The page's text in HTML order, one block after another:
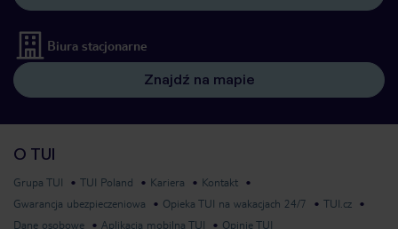
Biura stacjonarne
Znajdź na mapie
O TUI
Grupa TUI TUI Poland Kariera
Kontakt
Gwarancja ubezpieczeniowa
Opieka TUI na wakacjach 24/7
TUI.cz
Dane osobowe
Aplikacja mobilna TUI Opinie TUI